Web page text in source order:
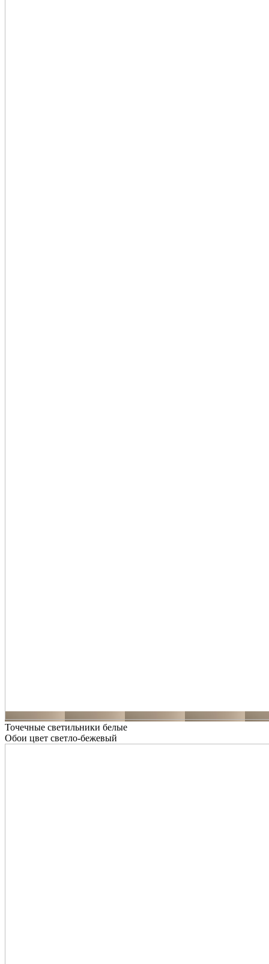
Точечные светильники белые
Обои цвет светло-бежевый